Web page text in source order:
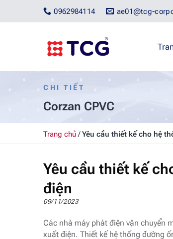
ae01@tcg-
0962984114
CHI TIẾT
Corzan CPVC
Trang chủ/Yêu cầu thiết kế cho hệ
Yêu cầu thiết kế
điện
09/11/2023
Các nhà máy phát điện vận chuyển
xuất điện. Thiết kế hệ thống đường